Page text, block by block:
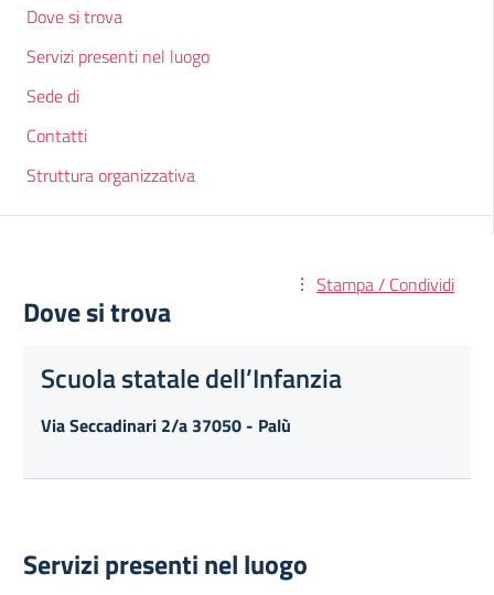
Dove si trova
Servizi presenti nel luogo
Sede di
Contatti
Struttura organizzativa
Stampa / Condividi
Dove si trova
Scuola statale dell’Infanzia
Via Seccadinari 2/a 37050 - Palù
Servizi presenti nel luogo